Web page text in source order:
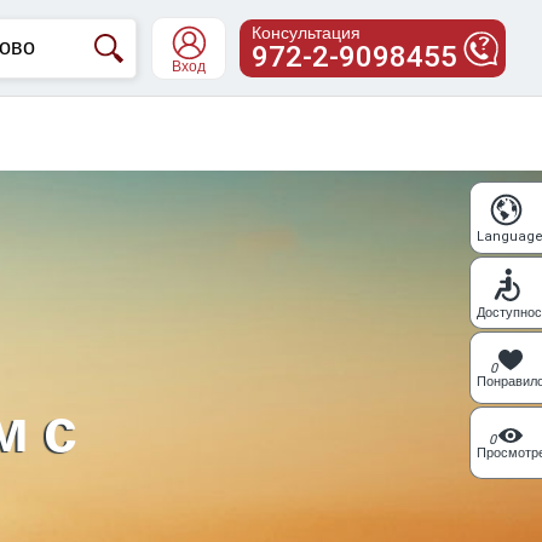
Вход 972-2-9098455
Консультация
с
Language
0
0